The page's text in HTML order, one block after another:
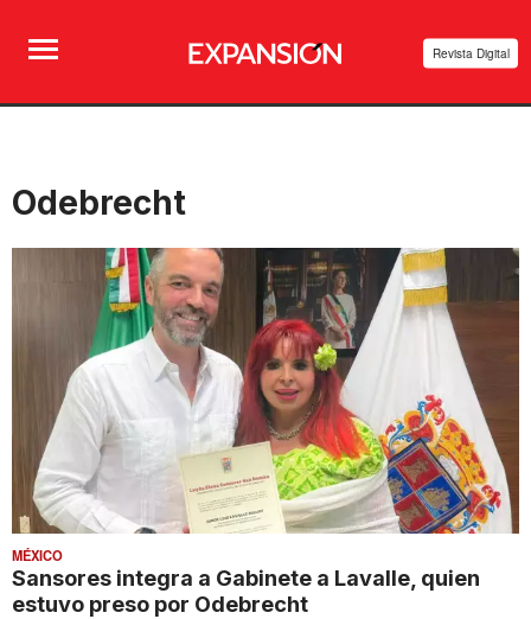
Revista Digital
Odebrecht
MÉXICO
Sansores integra a Gabinete a Lavalle, quien
estuvo preso por Odebrecht